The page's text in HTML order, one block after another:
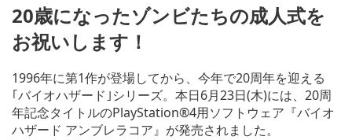
20歳になったゾンビたちの成人式を
お祝いします！
1996年に第1作が登場してから、今年で20周年を迎える
｢バイオハザード｣シリーズ。本日6月23日(木)には、20周
年記念タイトルのPlayStation®4用ソフトウェア『バイオ
ハザード アンブレラコア』が発売されました。